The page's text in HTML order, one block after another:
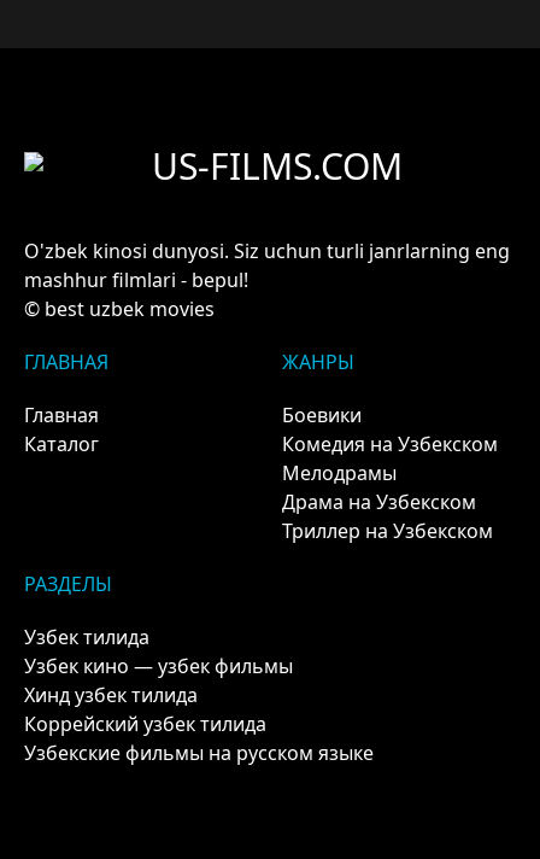
US-FILMS.COM
O'zbek kinosi dunyosi. Siz uchun turli janrlarning eng
mashhur filmlari - bepul!
© best uzbek movies
ГЛАВНАЯ
Главная
Каталог
ЖАНРЫ
Боевики
Комедия на Узбекском
Мелодрамы
Драма на Узбекском
Триллер на Узбекском
РАЗДЕЛЫ
Узбек тилида
Узбек кино — узбек фильмы
Хинд узбек тилида
Коррейский узбек тилида
Узбекские фильмы на русском языке